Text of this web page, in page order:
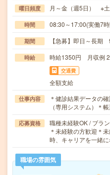
曜日頻度 月～金（週5日） ※
時間 08:30～17:00(実働7
期間 【急募】即日～長
時給 時給1350円 月収例
交通費
全額支給
仕事内容
＊健診結果データの
（専用システム）＊
応募資格
職種未経験OK / ブラ
＊未経験の方歓迎＊
時、キャリアを一緒
職場の雰囲気